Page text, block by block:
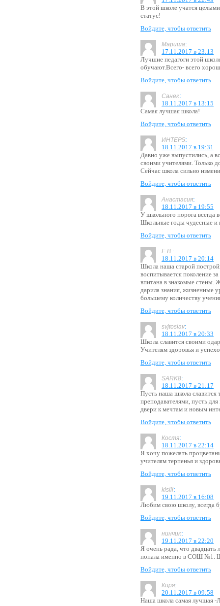
В этой школе учатся
статус!
Войдите, чтобы ответить
Мариша:
17.11.2017 в 23:13
Лучшие педагоги этой
обучают.Всего- всего
Войдите, чтобы ответить
Санек:
18.11.2017 в 13:15
Самая лучшая школа!
Войдите, чтобы ответить
ИНТЕР5:
18.11.2017 в 19:31
Давно уже выпустились, а
своими учителями. Только
Сейчас школа сильно
Войдите, чтобы ответить
Анастасия:
18.11.2017 в 19:55
У школьного порога всегда
Школьные годы чудесные
Войдите, чтобы ответить
Е.В.:
18.11.2017 в 20:14
Школа наша старой
воспитывается поколение
впитана в знакомые стены.
дарила знания, жизненные
большему количеству
Войдите, чтобы ответить
svjtoslav:
18.11.2017 в 20:33
Школа славится своими
Учителям здоровья и
Войдите, чтобы ответить
SARK8:
18.11.2017 в 21:17
Пусть наша школа славится
преподавателями, пусть
двери к мечтам и новым
Войдите, чтобы ответить
Костя:
18.11.2017 в 22:14
Я хочу пожелать
учителям терпенья и
Войдите, чтобы ответить
kislii:
19.11.2017 в 16:08
Любим свою школу, всегда
Войдите, чтобы ответить
нинчик:
19.11.2017 в 22:20
Я очень рада, что двадцать
попала именно в СОШ №1.
Войдите, чтобы ответить
Киря:
20.11.2017 в 09:58
Наша школа самая